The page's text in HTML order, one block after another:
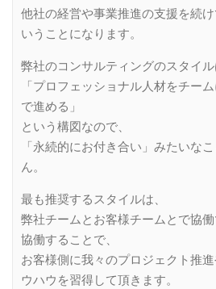
他社の経営や事業推進の支援を続
いうことになります。
弊社のコンサルティングのスタイル
「プロフェッショナル人材をチー
で進める」
という構図なので、
「永続的にお付き合い」みたいな
ん。
最も推奨するスタイルは、
弊社チームとお客様チームとで協
協働することで、
お客様側に我々のプロジェクト推
ウハウを習得して頂きます。